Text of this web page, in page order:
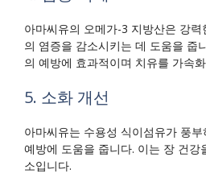
아마씨유의 오메가-3 지방산은 강
의 염증을 감소시키는 데 도움을 줍
의 예방에 효과적이며 치유를 가속
5. 소화 개선
아마씨유는 수용성 식이섬유가 풍
예방에 도움을 줍니다. 이는 장 건강
소입니다.